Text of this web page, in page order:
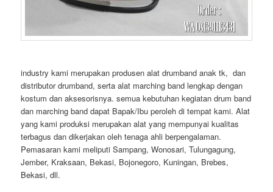
industry kami merupakan produsen alat drumband anak tk, dan
distributor drumband, serta alat marching band lengkap dengan
kostum dan aksesorisnya. semua kebutuhan kegiatan drum band
dan marching band dapat Bapak/Ibu peroleh di tempat kami. Alat
yang kami produksi merupakan alat yang mempunyai kualitas
terbagus dan dikerjakan oleh tenaga ahli berpengalaman.
Pemasaran kami meliputi Sampang, Wonosari, Tulungagung,
Jember, Kraksaan, Bekasi, Bojonegoro, Kuningan, Brebes,
Bekasi, dll.